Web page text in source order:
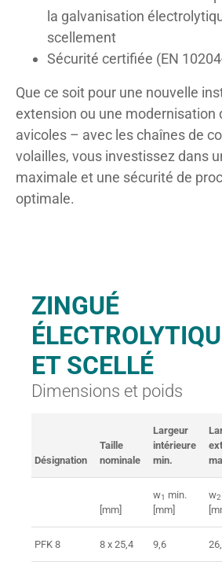
la galvanisation
scellement
Sécurité certifiée (EN
Que ce soit pour une nouvelle
extension ou une modernisation
avicoles – avec les chaînes de
volailles, vous investissez dans
maximale et une sécurité de
optimale.
ZINGUÉ
ET SCELLÉ
Dimensions et poids
Désignation
Taille
nominale
Largeur
intérieure
min.
[mm]
w1 min.
[mm]
w2
PFK 8 8 x 25,4 9,6